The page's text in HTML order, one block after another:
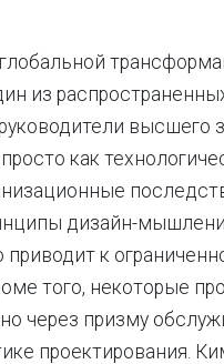
из
высшего
как
дизайн-
к
того, некоторые
через призму
проектирования.